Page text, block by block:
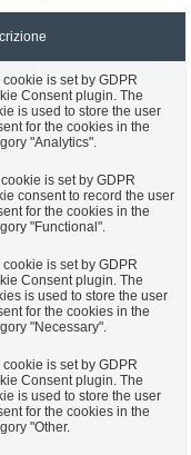
cookie is set by GDPR
Consent plugin. The
is used to store the user
for the cookies in the
"Analytics".
is set by GDPR
consent to record the user
for the cookies in the
"Functional".
cookie is set by GDPR
Consent plugin. The
is used to store the user
for the cookies in the
"Necessary".
cookie is set by GDPR
Consent plugin. The
is used to store the user
for the cookies in the
"Other.